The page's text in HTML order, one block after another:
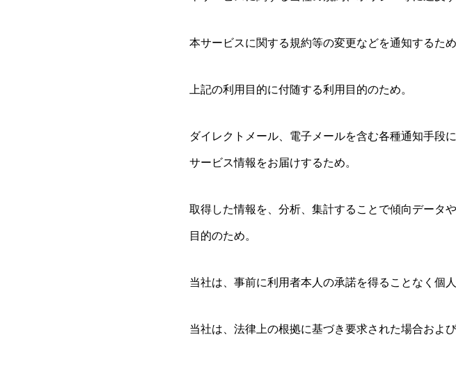
本サービスに関する規約等の変更などを通知するため
上記の利用目的に付随する利用目的のため。
ダイレクトメール、電子メールを含む各種通知手段
サービス情報をお届けするため。
取得した情報を、分析、集計することで傾向データ
目的のため。
当社は、事前に利用者本人の承諾を得ることなく個
当社は、法律上の根拠に基づき要求された場合およ